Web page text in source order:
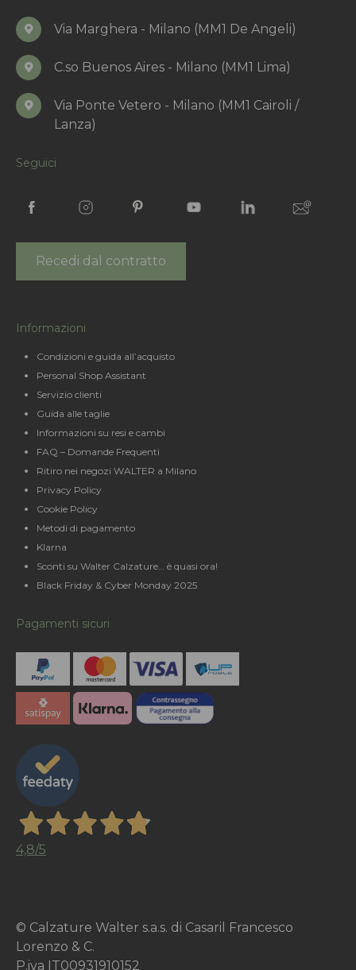
Via Marghera - Milano (MM1 De Angeli)
C.so Buenos Aires - Milano (MM1 Lima)
Via Ponte Vetero - Milano (MM1 Cairoli /
Lanza)
Seguici
Recedi dal contratto
Informazioni
Condizioni e guida all’acquisto
Personal Shop Assistant
Servizio clienti
Guida alle taglie
Informazioni su resi e cambi
FAQ – Domande Frequenti
Ritiro nei negozi WALTER a Milano
Privacy Policy
Cookie Policy
Metodi di pagamento
Klarna
Sconti su Walter Calzature… è quasi ora!
Black Friday & Cyber Monday 2025
Pagamenti sicuri
4,8/5
© Calzature Walter s.a.s. di Casaril Francesco
Lorenzo & C.
P.iva IT00931910152